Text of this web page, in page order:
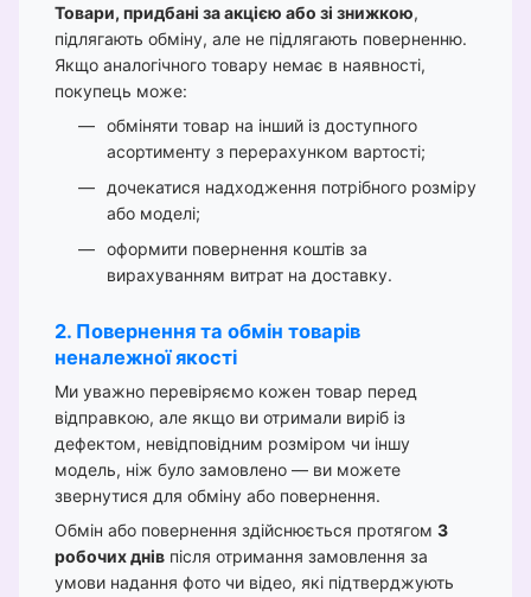
Товари, придбані за акцією або зі знижкою,
підлягають обміну, але не підлягають поверненню.
Якщо аналогічного товару немає в наявності,
покупець може:
обміняти товар на інший із доступного
асортименту з перерахунком вартості;
дочекатися надходження потрібного розміру
або моделі;
оформити повернення коштів за
вирахуванням витрат на доставку.
2. Повернення та обмін товарів
неналежної якості
Ми уважно перевіряємо кожен товар перед
відправкою, але якщо ви отримали виріб із
дефектом, невідповідним розміром чи іншу
модель, ніж було замовлено — ви можете
звернутися для обміну або повернення.
Обмін або повернення здійснюється протягом 3
робочих днів після отримання замовлення за
умови надання фото чи відео, які підтверджують